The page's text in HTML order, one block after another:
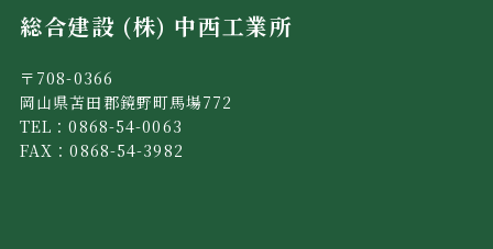
総合建設 (株) 中西工業所
〒708-0366
岡山県苫田郡鏡野町馬場772
TEL：0868-54-0063
FAX：0868-54-3982